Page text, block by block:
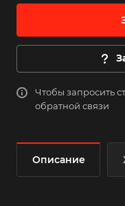
Чтобы запросить
обратной связи
Описание